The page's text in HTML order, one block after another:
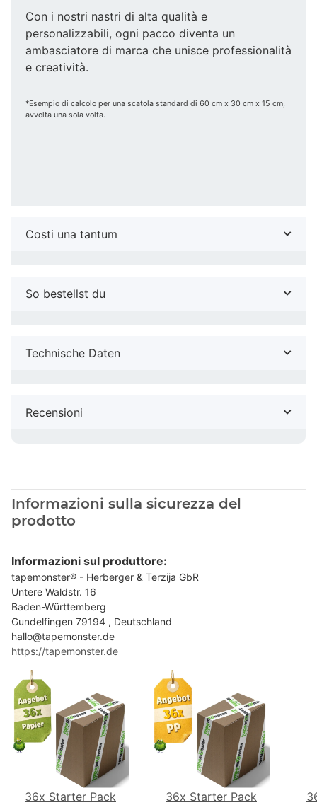
Con i nostri nastri di alta qualità e
personalizzabili, ogni pacco diventa un
ambasciatore di marca che unisce professionalità
e creatività.
*Esempio di calcolo per una scatola standard di 60 cm x 30 cm x 15 cm,
avvolta una sola volta.
Costi una tantum
So bestellst du
Technische Daten
Recensioni
Informazioni sulla sicurezza del
prodotto
Informazioni sul produttore:
tapemonster® - Herberger & Terzija GbR
Untere Waldstr. 16
Baden-Württemberg
Gundelfingen 79194 , Deutschland
hallo@tapemonster.de
https://tapemonster.de
36x Starter Pack
36x Starter Pack